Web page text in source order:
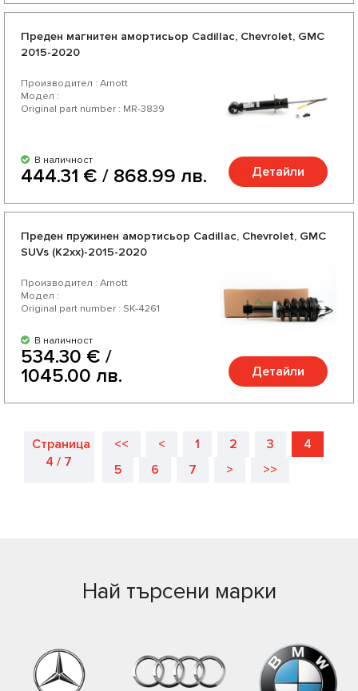
Преден магнитен амортисьор Cadillac, Chevrolet, GMC
2015-2020
Производител : Arnott
Модел :
Original part number : MR-3839
В наличност
444.31 € / 868.99 лв. Детайли
Преден пружинен амортисьор Cadillac, Chevrolet, GMC
SUVs (K2xx)-2015-2020
Производител : Arnott
Модел :
Original part number : SK-4261
В наличност
534.30 € /
1045.00 лв.
Детайли
Страница
4 / 7
<< < 1 2 3
4
5
6 7 > >>
Най търсени марки